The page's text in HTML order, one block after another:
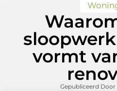
vormt
Gepubliceerd